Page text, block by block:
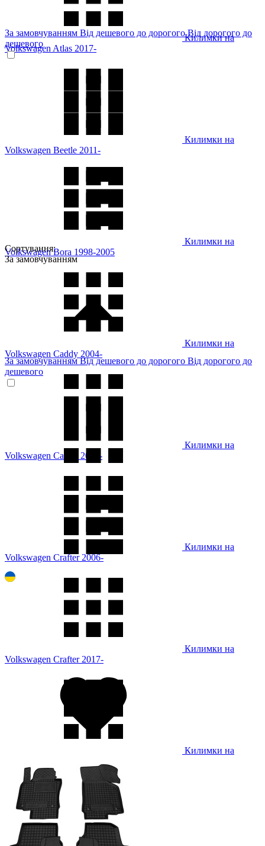
Килимки на
Volkswagen Atlas 2017-
Килимки на
Volkswagen Beetle 2011-
Килимки на
Volkswagen Bora 1998-2005
Килимки на
Volkswagen Caddy 2004-
Килимки на
Volkswagen Caddy 2020-
Килимки на
Volkswagen Crafter 2006-
Килимки на
Volkswagen Crafter 2017-
Килимки на
За замовчуванням Від дешевого до дорогогоВід дорогого до
дешевого
Сортування:
За замовчуванням
За замовчуваннямВід дешевого до дорогого Від дорогого до
дешевого